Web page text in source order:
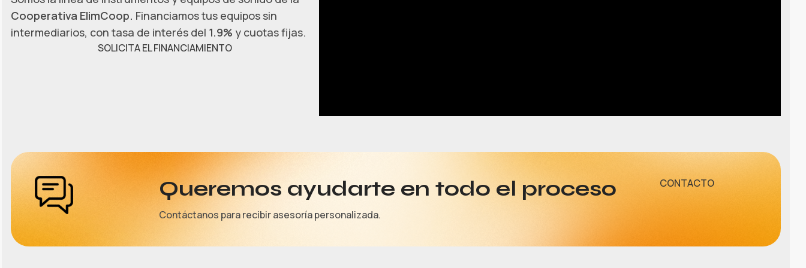
Cooperativa ElimCoop. Financiamos tus equipos sin
intermediarios, con tasa de interés del 1.9% y cuotas fijas.
SOLICITA EL FINANCIAMIENTO
Queremos ayudarte en todo el proceso
Contáctanos para recibir asesoría personalizada.
CONTACTO